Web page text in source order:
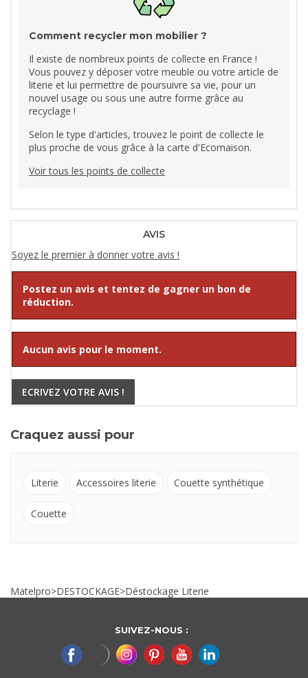
Comment recycler mon mobilier ?
Il existe de nombreux points de collecte en France !
Vous pouvez y déposer votre meuble ou votre article de
literie et lui permettre de poursuivre sa vie, pour un
nouvel usage ou sous une autre forme grâce au
recyclage !
Selon le type d'articles, trouvez le point de collecte le
plus proche de vous grâce à la carte d'Ecomaison.
Voir tous les points de collecte
AVIS
Soyez le premier à donner votre avis !
Postez un avis et tentez de gagner un bon de
réduction.
Aucun avis pour le moment.
ECRIVEZ VOTRE AVIS !
Craquez aussi pour
Literie Accessoires literie Couette synthétique
Couette
Matelpro>DESTOCKAGE>Déstockage Literie
SUIVEZ-NOUS :